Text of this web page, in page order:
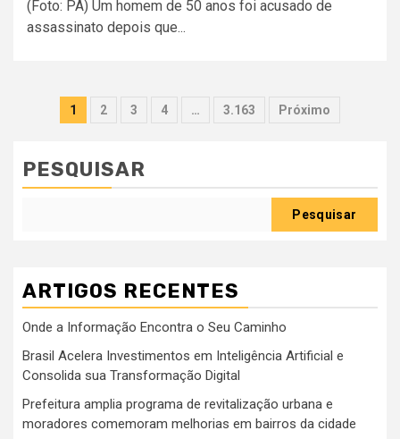
(Foto: PA) Um homem de 50 anos foi acusado de
assassinato depois que...
Paginação
conteúdos
1 2 3 4 … 3.163 Próximo
PESQUISAR
Pesquisar
ARTIGOS RECENTES
Onde a Informação Encontra o Seu Caminho
Brasil Acelera Investimentos em Inteligência Artificial e
Consolida sua Transformação Digital
Prefeitura amplia programa de revitalização urbana e
moradores comemoram melhorias em bairros da cidade